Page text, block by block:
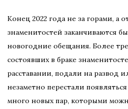
Конец 2022 года не за горами, а
знаменитостей заканчиваются
новогодние обещания. Более
состоявших в браке
расставании, подали на развод
незаметно перестали
много новых пар, которыми